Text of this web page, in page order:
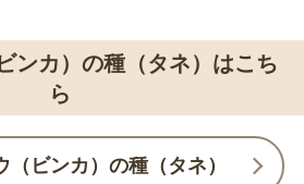
ンカ）の種（タネ）はこち
ら
（ビンカ）の種（タネ）